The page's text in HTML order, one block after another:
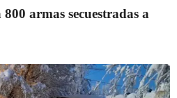
armas secuestradas a